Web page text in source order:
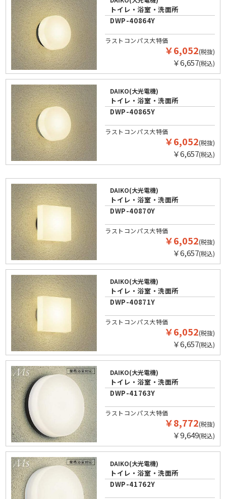
トイレ・浴室・洗面所
DWP-40864Y
ラストコンパス大特価
￥6,052(税抜)
￥6,657(税込)
DAIKO(大光電機)
トイレ・浴室・洗面所
DWP-40865Y
ラストコンパス大特価
￥6,052(税抜)
￥6,657(税込)
DAIKO(大光電機)
トイレ・浴室・洗面所
DWP-40870Y
ラストコンパス大特価
￥6,052(税抜)
￥6,657(税込)
DAIKO(大光電機)
トイレ・浴室・洗面所
DWP-40871Y
ラストコンパス大特価
￥6,052(税抜)
￥6,657(税込)
DAIKO(大光電機)
トイレ・浴室・洗面所
DWP-41763Y
ラストコンパス大特価
￥8,772(税抜)
￥9,649(税込)
DAIKO(大光電機)
トイレ・浴室・洗面所
DWP-41762Y